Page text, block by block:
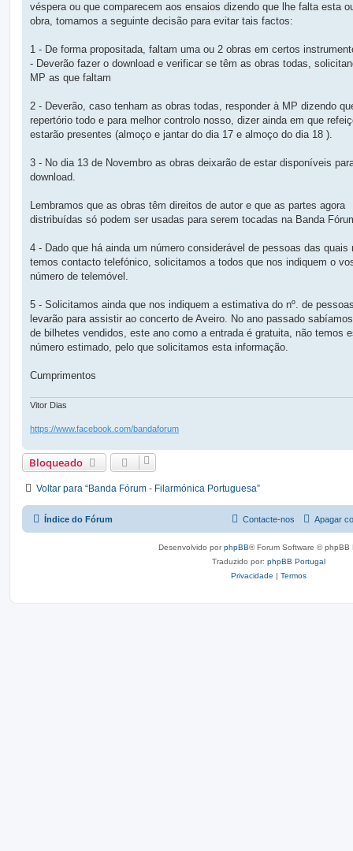
véspera ou que comparecem aos ensaios dizendo que lhe falta esta
obra, tomamos a seguinte decisão para evitar tais factos:
1 - De forma propositada, faltam uma ou 2 obras em certos
- Deverão fazer o download e verificar se têm as obras todas,
MP as que faltam
2 - Deverão, caso tenham as obras todas, responder à MP dizendo
repertório todo e para melhor controlo nosso, dizer ainda em que
estarão presentes (almoço e jantar do dia 17 e almoço do dia 18 ).
3 - No dia 13 de Novembro as obras deixarão de estar disponíveis
download.
Lembramos que as obras têm direitos de autor e que as partes agora
distribuídas só podem ser usadas para serem tocadas na Banda
4 - Dado que há ainda um número considerável de pessoas das quais
temos contacto telefónico, solicitamos a todos que nos indiquem o
número de telemóvel.
5 - Solicitamos ainda que nos indiquem a estimativa do nº. de
levarão para assistir ao concerto de Aveiro. No ano passado
de bilhetes vendidos, este ano como a entrada é gratuita, não temos
número estimado, pelo que solicitamos esta informação.
Cumprimentos
Vitor Dias
https://www.facebook.com/bandaforum
Bloqueado
Voltar para “Banda Fórum - Filarmónica Portuguesa”
Índice do Fórum Apagar
Contacte-nos
Desenvolvido porphpBB® Forum Software © phpBB
Traduzido por: phpBB Portugal
Privacidade | Termos